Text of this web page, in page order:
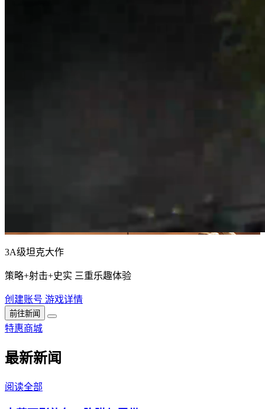
3A级坦克大作
策略+射击+史实 三重乐趣体验
创建账号 游戏详情
前往新闻
特惠商城
最新新闻
阅读全部